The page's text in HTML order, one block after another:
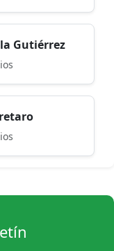
Gutiérrez